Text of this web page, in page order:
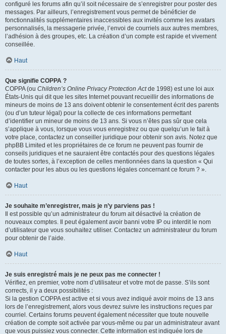
configuré les forums afin qu’il soit nécessaire de s’enregistrer pour poster des
messages. Par ailleurs, l’enregistrement vous permet de bénéficier de
fonctionnalités supplémentaires inaccessibles aux invités comme les avatars
personnalisés, la messagerie privée, l’envoi de courriels aux autres membres,
l’adhésion à des groupes, etc. La création d’un compte est rapide et vivement
conseillée.
Haut
Que signifie COPPA ?
COPPA (ou Children’s Online Privacy Protection Actde 1998) est une loi aux
États-Unis qui dit que les sites Internet pouvant recueillir des informations de
mineurs de moins de 13 ans doivent obtenir le consentement écrit des parents
(ou d’un tuteur légal) pour la collecte de ces informations permettant
d’identifier un mineur de moins de 13 ans. Si vous n’êtes pas sûr que cela
s’applique à vous, lorsque vous vous enregistrez ou que quelqu’un le fait à
votre place, contactez un conseiller juridique pour obtenir son avis. Notez que
phpBB Limited et les propriétaires de ce forum ne peuvent pas fournir de
conseils juridiques et ne sauraient être contactés pour des questions légales
de toutes sortes, à l’exception de celles mentionnées dans la question « Qui
contacter pour les abus ou les questions légales concernant ce forum ? ».
Haut
Je souhaite m’enregistrer, mais je n’y parviens pas !
Il est possible qu’un administrateur du forum ait désactivé la création de
nouveaux comptes. Il peut également avoir banni votre IP ou interdit le nom
d’utilisateur que vous souhaitez utiliser. Contactez un administrateur du forum
pour obtenir de l’aide.
Haut
Je suis enregistré mais je ne peux pas me connecter !
Vérifiez, en premier, votre nom d’utilisateur et votre mot de passe. S’ils sont
corrects, il y a deux possibilités :
Si la gestion COPPA est active et si vous avez indiqué avoir moins de 13 ans
lors de l’enregistrement, alors vous devrez suivre les instructions reçues par
courriel. Certains forums peuvent également nécessiter que toute nouvelle
création de compte soit activée par vous-même ou par un administrateur avant
que vous puissiez vous connecter. Cette information est indiquée lors de